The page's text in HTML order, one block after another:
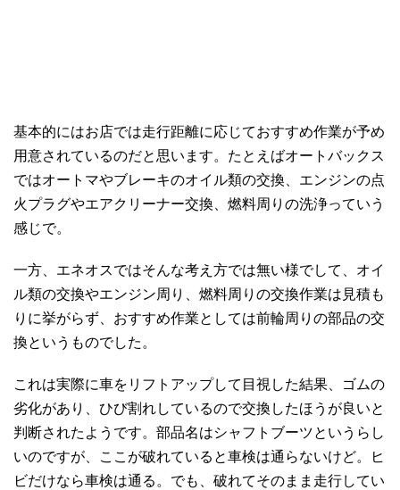
基本的にはお店では走行距離に応じておすすめ作業が予め
用意されているのだと思います。たとえばオートバックス
ではオートマやブレーキのオイル類の交換、エンジンの点
火プラグやエアクリーナー交換、燃料周りの洗浄っていう
感じで。
一方、エネオスではそんな考え方では無い様でして、オイ
ル類の交換やエンジン周り、燃料周りの交換作業は見積も
りに挙がらず、おすすめ作業としては前輪周りの部品の交
換というものでした。
これは実際に車をリフトアップして目視した結果、ゴムの
劣化があり、ひび割れしているので交換したほうが良いと
判断されたようです。部品名はシャフトブーツというらし
いのですが、ここが破れていると車検は通らないけど。ヒ
ビだけなら車検は通る。でも、破れてそのまま走行してい